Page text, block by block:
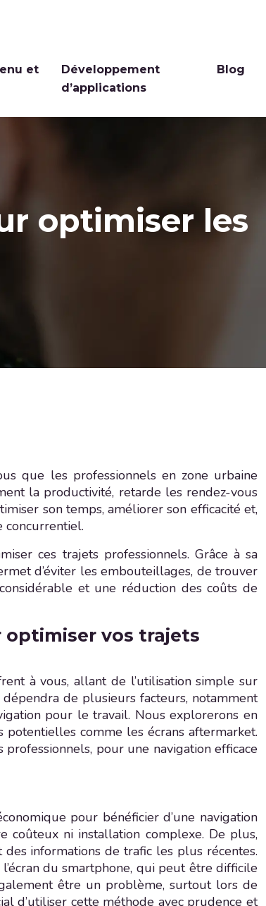
et
Développement
d’applications
Blog
optimiser les
que les professionnels en zone urbaine
la productivité, retarde les rendez-vous
son temps, améliorer son efficacité et,
concurrentiel.
ces trajets professionnels. Grâce à sa
d’éviter les embouteillages, de trouver
et une réduction des coûts de
vos trajets
à vous, allant de l’utilisation simple sur
de plusieurs facteurs, notamment
pour le travail. Nous explorerons en
potentielles comme les écrans aftermarket.
pour une navigation efficace
pour bénéficier d’une navigation
coûteux ni installation complexe. De plus,
informations de trafic les plus récentes.
du smartphone, qui peut être difficile
être un problème, surtout lors de
d’utiliser cette méthode avec prudence et